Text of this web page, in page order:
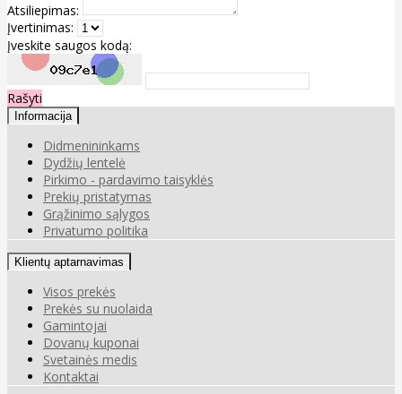
Atsiliepimas:
Įvertinimas:
Įveskite saugos kodą:
Rašyti
Informacija
Didmenininkams
Dydžių lentelė
Pirkimo - pardavimo taisyklės
Prekių pristatymas
Grąžinimo sąlygos
Privatumo politika
Klientų aptarnavimas
Visos prekės
Prekės su nuolaida
Gamintojai
Dovanų kuponai
Svetainės medis
Kontaktai